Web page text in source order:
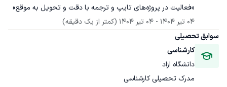
«فعالیت در پروژه‌های تایپ و ترجمه با دقت و تحویل به موقع»
04 تیر 1404
- 04 تیر 1404
(کمتر از یک دقیقه)
سوابق تحصیلی
کارشناسی
دانشگاه ازاد
مدرک تحصیلی کارشناسی